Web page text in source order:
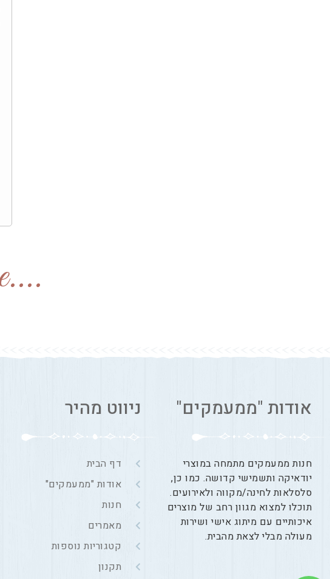
....you may also like
אודות "ממעמקים"
חנות ממעמקים מתמחה במוצרי
יודאיקה ותשמישי קדושה. כמו כן,
סלסלאות לחינה/מקווה ולאירועים.
תוכלו למצוא מגוון רחב של מוצרים
איכותיים עם מיתוג אישי ושירות
מעולה מבלי לצאת מהבית.
ניווט מהיר
דף הבית
אודות "ממעמקים"
חנות
מאמרים
קטגוריות נוספות
תקנון